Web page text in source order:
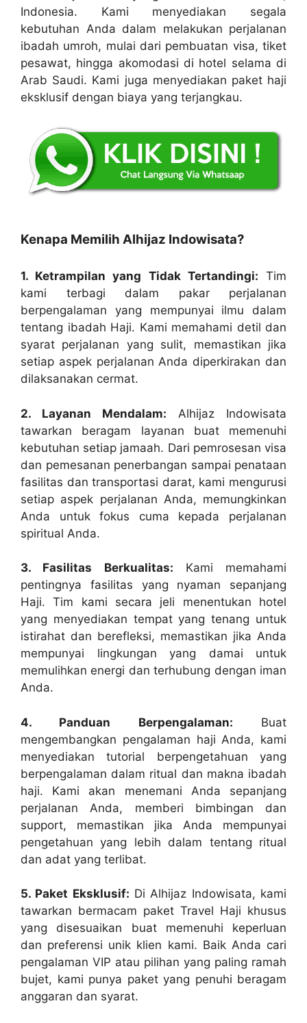
Indonesia. Kami menyediakan segala
kebutuhan Anda dalam melakukan perjalanan
ibadah umroh, mulai dari pembuatan visa, tiket
pesawat, hingga akomodasi di hotel selama di
Arab Saudi. Kami juga menyediakan paket haji
eksklusif dengan biaya yang terjangkau.
Kenapa Memilih Alhijaz Indowisata?
1. Ketrampilan yang Tidak Tertandingi: Tim
kami terbagi dalam pakar perjalanan
berpengalaman yang mempunyai ilmu dalam
tentang ibadah Haji. Kami memahami detil dan
syarat perjalanan yang sulit, memastikan jika
setiap aspek perjalanan Anda diperkirakan dan
dilaksanakan cermat.
2. Layanan Mendalam: Alhijaz Indowisata
tawarkan beragam layanan buat memenuhi
kebutuhan setiap jamaah. Dari pemrosesan visa
dan pemesanan penerbangan sampai penataan
fasilitas dan transportasi darat, kami mengurusi
setiap aspek perjalanan Anda, memungkinkan
Anda untuk fokus cuma kepada perjalanan
spiritual Anda.
3. Fasilitas Berkualitas: Kami memahami
pentingnya fasilitas yang nyaman sepanjang
Haji. Tim kami secara jeli menentukan hotel
yang menyediakan tempat yang tenang untuk
istirahat dan berefleksi, memastikan jika Anda
mempunyai lingkungan yang damai untuk
memulihkan energi dan terhubung dengan iman
Anda.
4. Panduan Berpengalaman: Buat
mengembangkan pengalaman haji Anda, kami
menyediakan tutorial berpengetahuan yang
berpengalaman dalam ritual dan makna ibadah
haji. Kami akan menemani Anda sepanjang
perjalanan Anda, memberi bimbingan dan
support, memastikan jika Anda mempunyai
pengetahuan yang lebih dalam tentang ritual
dan adat yang terlibat.
5. Paket Eksklusif: Di Alhijaz Indowisata, kami
tawarkan bermacam paket Travel Haji khusus
yang disesuaikan buat memenuhi keperluan
dan preferensi unik klien kami. Baik Anda cari
pengalaman VIP atau pilihan yang paling ramah
bujet, kami punya paket yang penuhi beragam
anggaran dan syarat.